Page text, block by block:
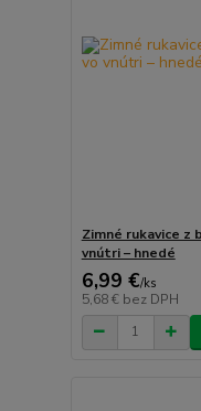
Zimné rukavice z
vnútri – hnedé
6,99 €/ks
5,68 € bez DPH